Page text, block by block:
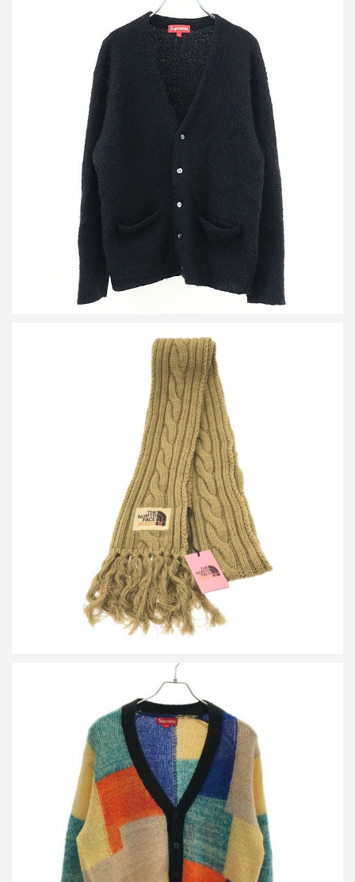
シュプリーム 20AW Brushed Mohair Cardigan ブラッシュドモヘア
カーディガン
買取金額30,000円
詳しく見る
グッチ ノースフェイス ケーブルニットマフラー
買取金額9,600円
詳しく見る
シュプリーム 19SS Patchwork Mohair Cardigan パッチワークモヘ
アニットカーディガン
買取金額12,000円
詳しく見る